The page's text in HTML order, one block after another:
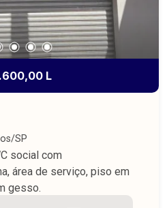
L
SP
social com
área de serviço, piso em
gesso.